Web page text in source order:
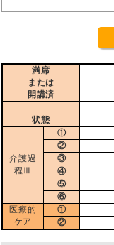
満席
または
開講済
状態
介護過
程Ⅲ
①
②
③
④
⑤
⑥
医療的
ケア
①
②